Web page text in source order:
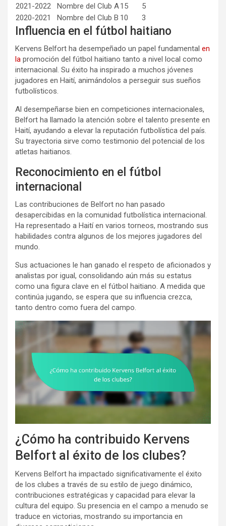
2021-2022
Nombre del Club A15
5
2020-2021
Nombre del Club B 10 3
Influencia en el fútbol haitiano
Kervens Belfort ha desempeñado un papel fundamental en
la promoción del fútbol haitiano tanto a nivel local como
internacional. Su éxito ha inspirado a muchos jóvenes
jugadores en Haití, animándolos a perseguir sus sueños
futbolísticos.
Al desempeñarse bien en competiciones internacionales,
Belfort ha llamado la atención sobre el talento presente en
Haití, ayudando a elevar la reputación futbolística del país.
Su trayectoria sirve como testimonio del potencial de los
atletas haitianos.
Reconocimiento en el fútbol
internacional
Las contribuciones de Belfort no han pasado
desapercibidas en la comunidad futbolística internacional.
Ha representado a Haití en varios torneos, mostrando sus
habilidades contra algunos de los mejores jugadores del
mundo.
Sus actuaciones le han ganado el respeto de aficionados y
analistas por igual, consolidando aún más su estatus
como una figura clave en el fútbol haitiano. A medida que
continúa jugando, se espera que su influencia crezca,
tanto dentro como fuera del campo.
¿Cómo ha contribuido Kervens
Belfort al éxito de los clubes?
Kervens Belfort ha impactado significativamente el éxito
de los clubes a través de su estilo de juego dinámico,
contribuciones estratégicas y capacidad para elevar la
cultura del equipo. Su presencia en el campo a menudo se
traduce en victorias, mostrando su importancia en